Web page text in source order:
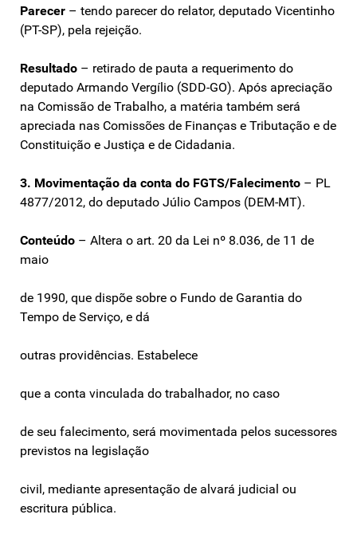
Parecer – tendo parecer do relator, deputado Vicentinho
(PT-SP), pela rejeição.
Resultado – retirado de pauta a requerimento do
deputado Armando Vergílio (SDD-GO). Após apreciação
na Comissão de Trabalho, a matéria também será
apreciada nas Comissões de Finanças e Tributação e de
Constituição e Justiça e de Cidadania.
3. Movimentação da conta do FGTS/Falecimento – PL
4877/2012, do deputado Júlio Campos (DEM-MT).
Conteúdo – Altera o art. 20 da Lei nº 8.036, de 11 de
maio
de 1990, que dispõe sobre o Fundo de Garantia do
Tempo de Serviço, e dá
outras providências. Estabelece
que a conta vinculada do trabalhador, no caso
de seu falecimento, será movimentada pelos sucessores
previstos na legislação
civil, mediante apresentação de alvará judicial ou
escritura pública.